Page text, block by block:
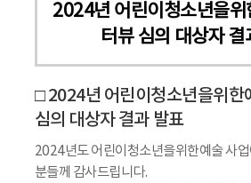
2024년 어린이청소년을위
터뷰 심의 대상자 결
□ 2024년 어린이청소년을위한
심의 대상자 결과 발표
2024년도 어린이청소년을위한예술 사
분들께 감사드립니다.